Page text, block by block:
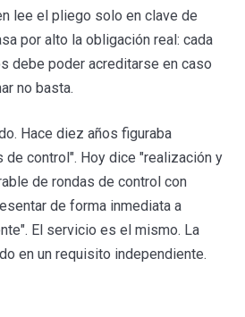
lee el pliego solo en clave de
por alto la obligación real: cada
debe poder acreditarse en caso
no basta.
Hace diez años figuraba
de control". Hoy dice "realización y
de rondas de control con
de forma inmediata a
El servicio es el mismo. La
en un requisito independiente.